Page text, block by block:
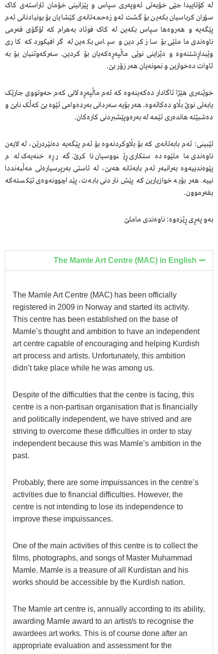
لە کۆتاییدا جێی خۆیەتی ئەوپەری سپاس و پێزانینی خۆمان ئاراستەی کاک
سۆران کرباسیان بکەین بۆ گشت ئەو زەحمەتانەی کێشایان بۆ بونیادنانی ئەم
پێگەیە و هەروەها سپاس بکەین لە کاک فوئاد بەهرام کە لۆگۆی فەرمی
ناوەندی ماملێی بۆ ساز کردین و سپاس بکەین لە گرافیکورد کە کاری
وێبداڕشتنەوە و دێزاینی نوێی ماڵپەڕەکەیان بۆ کردین. سەرکەوتنیان بۆ بە
ئاوات دەخوازین و نمونەیان هەر زۆر بێ.
خوێنەری هێژا ئاگادار دەکەینەوە کە ئەم ماڵپەڕە لانی کەم حەوتووی جارێک
بابەتی نوێ بڵاو دەکاتەوە. هەر بۆیە سەردانی بەردەوامی ئێوە بێ کەڵک نابێ و
دەشبێتە هاندەری ئێمە لە بەرەوپێشبردنی کارەکان.
تێبینی: ئەم بابەتانەی کە بۆ بڵاوکردنەوە بۆ ئەم پێگەیە دەنێردرێن، لە لایەن
ناوەندی ماملێوە دەستکاری ڕێنووسیان ناکرێ. گەر ڕەخنەیەک لەم
پێوەندییەوە بەرانبەر ئەم بابەتانە هەبێ، لە ئاستی بەرپرسیارەتی مەڵبەنددا
نییە. هەر بۆیە خوازیارین کە پێش ناردنی بابەت، پێداچوونەوەی تێکستەکە
بفەرموون.
بەو پەڕی ڕێزەوە: ناوەندی ماملێ
The Mamle Art Centre (MAC) in English
The Mamle Art Centre (MAC) has been officially
registered in 2009 in Norway and started its activity.
This centre has been established on the base of
Mamle’s thought and ambition to have an independent
art centre capable of encouraging and helping Kurdish
art process and artists. Unfortunately, this ambition
didn’t take place while he was among us.
Despite of the difficulties that the centre is facing, this
centre is a non-partisan organisation that is financially
and politically independent, we have strived and are
striving to overcome these difficulties in order to stay
independent because this was Mamle’s ambition in the
past.
Probably, there are some impuissances in the centre’s
activities due to financial difficulties. However, the
centre is not intending to lose its independence to
improve these impuissances.
One of the main activities of this centre is to collect the
films, photographs, and songs of Master Muhammad
Mamle. Mamle is a treasure of all Kurdistan and his
works should be accessible by the Kurdish nation.
The Mamle art centre is, annually according to its ability,
awarding Mamle award to an artist/s to recognise the
awardees art works. This is of course done after an
appropriate evaluation and assessment for the